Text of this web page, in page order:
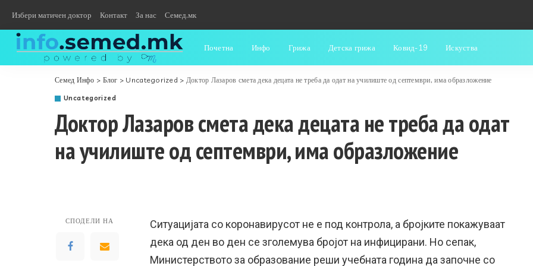
Избери матичен доктор Контакт За нас Семед.мк
Почетна Инфо Грижа Детска грижа Ковид-19 Искуства
Семед Инфо > Блог > Uncategorized > Доктор Лазаров смета дека децата не треба да одат на училиште од септември, има образложение
Uncategorized
Доктор Лазаров смета дека децата не треба да одат
на училиште од септември, има образложение
СПОДЕЛИ НА
Ситуацијата со коронавирусот не е под контрола, а бројките покажуваат
дека од ден во ден се зголемува бројот на инфицирани. Но сепак,
Министерството за образование реши учебната година да започне со